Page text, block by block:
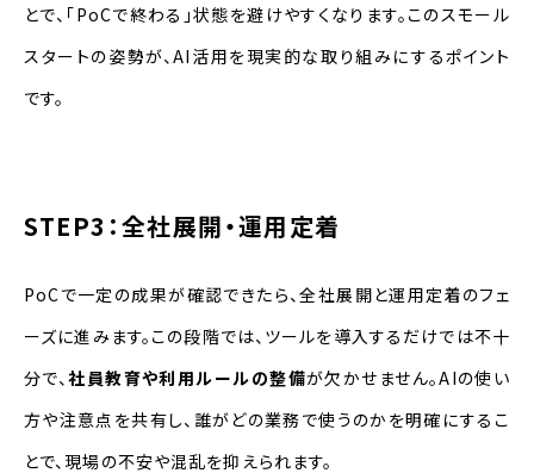
とで、「PoCで終わる」状態を避けやすくなります。このスモール
スタートの姿勢が、AI活用を現実的な取り組みにするポイント
です。
STEP3：全社展開・運用定着
PoCで一定の成果が確認できたら、全社展開と運用定着のフェ
ーズに進みます。この段階では、ツールを導入するだけでは不十
分で、社員教育や利用ルールの整備が欠かせません。AIの使い
方や注意点を共有し、誰がどの業務で使うのかを明確にするこ
とで、現場の不安や混乱を抑えられます。